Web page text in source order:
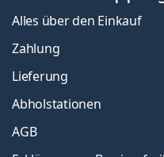
Alles über den Einkauf
Zahlung
Lieferung
Abholstationen
AGB